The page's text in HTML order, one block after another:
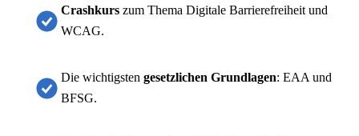
Crashkurs zum Thema Digitale Barrierefreiheit und
WCAG.
Die wichtigsten gesetzlichen Grundlagen: EAA und
BFSG.